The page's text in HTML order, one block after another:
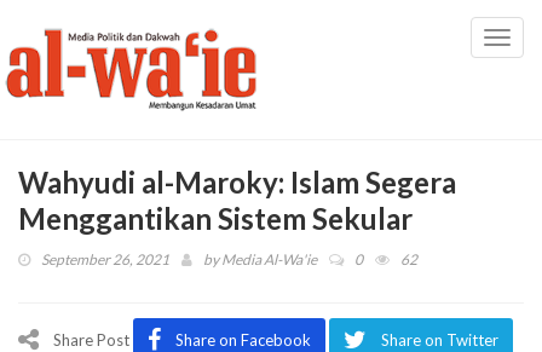
Wahyudi al-Maroky: Islam Segera
Menggantikan Sistem Sekular
September 26, 2021 byMedia Al-Wa'ie 0 62
Share Post Share on Facebook Share on Twitter